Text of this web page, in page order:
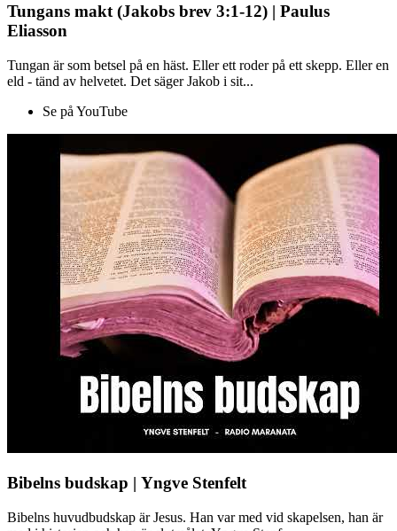
Tungans makt (Jakobs brev 3:1-12) | Paulus
Eliasson
Tungan är som betsel på en häst. Eller ett roder på ett skepp. Eller en
eld - tänd av helvetet. Det säger Jakob i sit...
Se på YouTube
Bibelns budskap | Yngve Stenfelt
Bibelns huvudbudskap är Jesus. Han var med vid skapelsen, han är